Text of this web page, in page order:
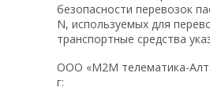
безопасности перевозок
N, используемых для
транспортные средства
ООО «М2М телематика-
г: